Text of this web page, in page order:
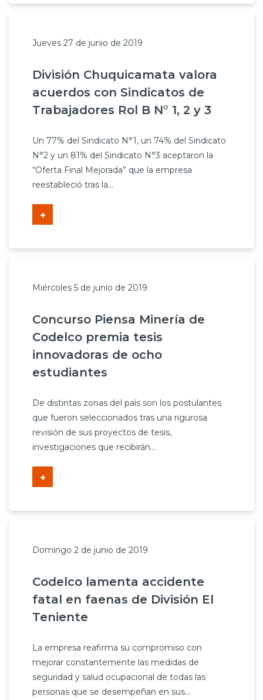
Jueves 27 de junio de 2019
División Chuquicamata valora
acuerdos con Sindicatos de
Trabajadores Rol B N° 1, 2 y 3
Un 77% del Sindicato N°1, un 74% del Sindicato
N°2 y un 81% del Sindicato N°3 aceptaron la
“Oferta Final Mejorada” que la empresa
reestableció tras la...
+
Miércoles 5 de junio de 2019
Concurso Piensa Minería de
Codelco premia tesis
innovadoras de ocho
estudiantes
De distintas zonas del país son los postulantes
que fueron seleccionados tras una rigurosa
revisión de sus proyectos de tesis,
investigaciones que recibirán...
+
Domingo 2 de junio de 2019
Codelco lamenta accidente
fatal en faenas de División El
Teniente
La empresa reafirma su compromiso con
mejorar constantemente las medidas de
seguridad y salud ocupacional de todas las
personas que se desempeñan en sus...